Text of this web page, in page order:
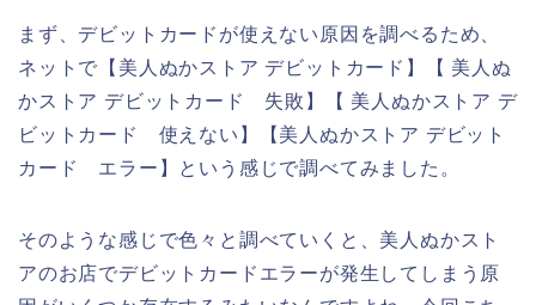
まず、デビットカードが使えない原因を調べるため、
ネットで【美人ぬかストア デビットカード】【 美人ぬ
かストア デビットカード 失敗】【 美人ぬかストア デ
ビットカード 使えない】【美人ぬかストア デビット
カード エラー】という感じで調べてみました。
そのような感じで色々と調べていくと、美人ぬかスト
アのお店でデビットカードエラーが発生してしまう原